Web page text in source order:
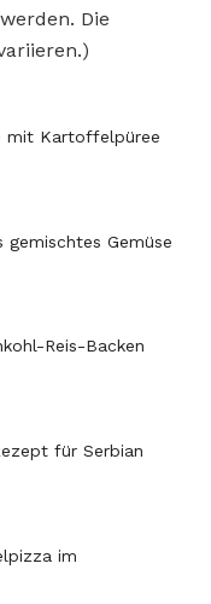
Die
mit Kartoffelpüree
gemischtes Gemüse
Reis-Backen
für Serbian
im